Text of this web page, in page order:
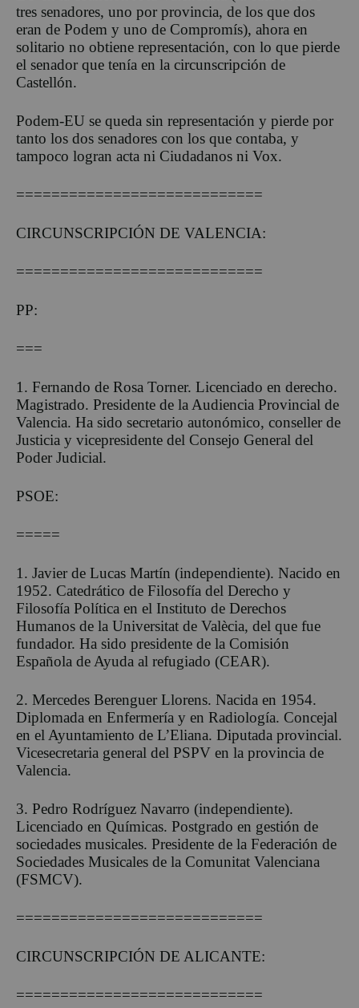
tres senadores, uno por provincia, de los que dos
eran de Podem y uno de Compromís), ahora en
solitario no obtiene representación, con lo que pierde
el senador que tenía en la circunscripción de
Castellón.
Podem-EU se queda sin representación y pierde por
tanto los dos senadores con los que contaba, y
tampoco logran acta ni Ciudadanos ni Vox.
============================
CIRCUNSCRIPCIÓN DE VALENCIA:
============================
PP:
===
1. Fernando de Rosa Torner. Licenciado en derecho.
Magistrado. Presidente de la Audiencia Provincial de
Valencia. Ha sido secretario autonómico, conseller de
Justicia y vicepresidente del Consejo General del
Poder Judicial.
PSOE:
=====
1. Javier de Lucas Martín (independiente). Nacido en
1952. Catedrático de Filosofía del Derecho y
Filosofía Política en el Instituto de Derechos
Humanos de la Universitat de Valècia, del que fue
fundador. Ha sido presidente de la Comisión
Española de Ayuda al refugiado (CEAR).
2. Mercedes Berenguer Llorens. Nacida en 1954.
Diplomada en Enfermería y en Radiología. Concejal
en el Ayuntamiento de L’Eliana. Diputada provincial.
Vicesecretaria general del PSPV en la provincia de
Valencia.
3. Pedro Rodríguez Navarro (independiente).
Licenciado en Químicas. Postgrado en gestión de
sociedades musicales. Presidente de la Federación de
Sociedades Musicales de la Comunitat Valenciana
(FSMCV).
============================
CIRCUNSCRIPCIÓN DE ALICANTE:
============================